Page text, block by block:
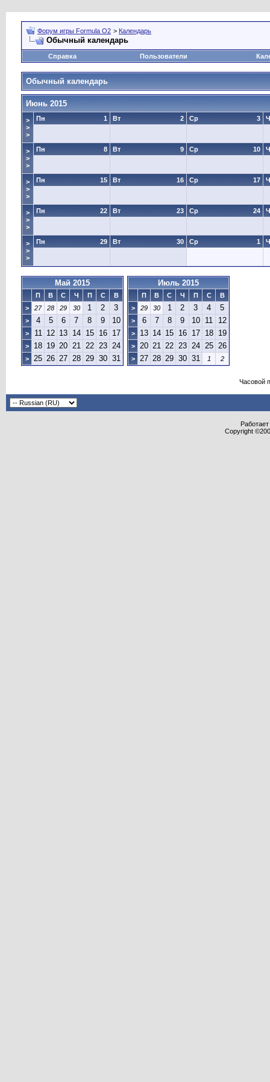
Форум игры Formula O2 > Календарь
Обычный календарь
Справка Пользователи
Обычный календарь
Июнь 2015
>
>
>
1
Пн 2
Вт 3
Ср
>
>
>
8
Пн 9
Вт 10
Ср
>
>
>
15
Пн 16
Вт 17
Ср
>
>
>
22
Пн 23
Вт 24
Ср
>
>
>
29
Пн 30
Вт 1
Ср
Май 2015
П В С Ч П С
В
>
27 28 29 30 1 2 3
> 4 5 6 7 8 9 10
> 11 12 13 14 15 16 17
> 18 19 20 21 22 23 24
> 25 26 27 28 29 30 31
Июль 2015
П В С Ч П С
В
>
29 30 1 2 3 4 5
> 6 7 8 9 10 11 12
> 13 14 15 16 17 18 19
> 20 21 22 23 24 25 26
> 27 28 29 30 31 1 2
Часовой
Copyright